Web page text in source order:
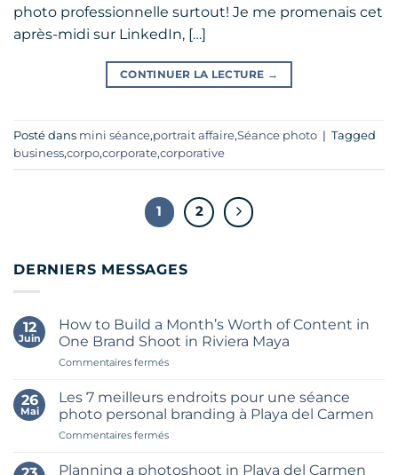
photo professionnelle surtout! Je me promenais cet
après-midi sur LinkedIn, […]
CONTINUER LA LECTURE →
Posté dans mini séance,portrait affaire,Séance photo | Tagged
business,corpo,corporate,corporative
1 2
DERNIERS MESSAGES
12
Juin
How to Build a Month’s Worth of Content in
One Brand Shoot in Riviera Maya
Commentaires ferméssur
Build
a
Month’s
of
26
Mai
Les 7 meilleurs endroits pour une séance
photo personal branding à Playa del Carmen
Commentaires ferméssur
7
Planning a photoshoot in Playa del Carmen